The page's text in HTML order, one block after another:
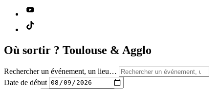
Où sortir ? Toulouse & Agglo
Rechercher un événement, un lieu…
Date de début